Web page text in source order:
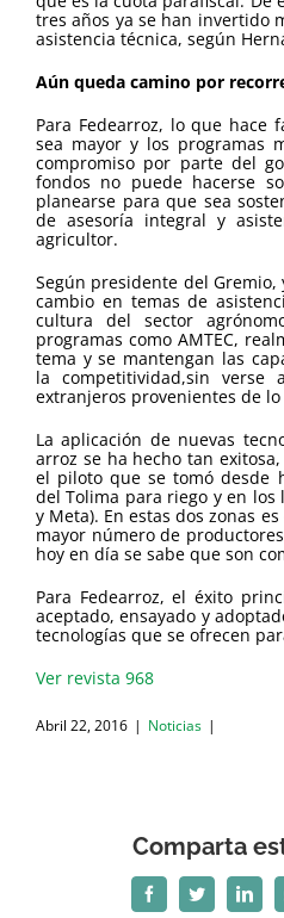
tres años ya se han invertido
asistencia técnica, según
Aún queda camino por
Para Fedearroz, lo que hace
sea mayor y los programas
compromiso por parte del
fondos no puede hacerse
planearse para que sea
de asesoría integral y
agricultor.
Según presidente del
cambio en temas de
cultura del sector
programas como AMTEC,
tema y se mantengan las
la competitividad,sin verse
extranjeros provenientes de lo
La aplicación de nuevas
arroz se ha hecho tan
el piloto que se tomó desde
del Tolima para riego y en los
y Meta). En estas dos zonas
mayor número de
hoy en día se sabe que son
Para Fedearroz, el éxito
aceptado, ensayado y
tecnologías que se ofrecen
Ver revista 968
Abril 22, 2016 | Noticias |
Comparta
FacebookTwitter